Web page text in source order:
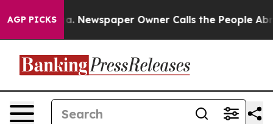
AGP PICKSNewspaper Owner Calls the People